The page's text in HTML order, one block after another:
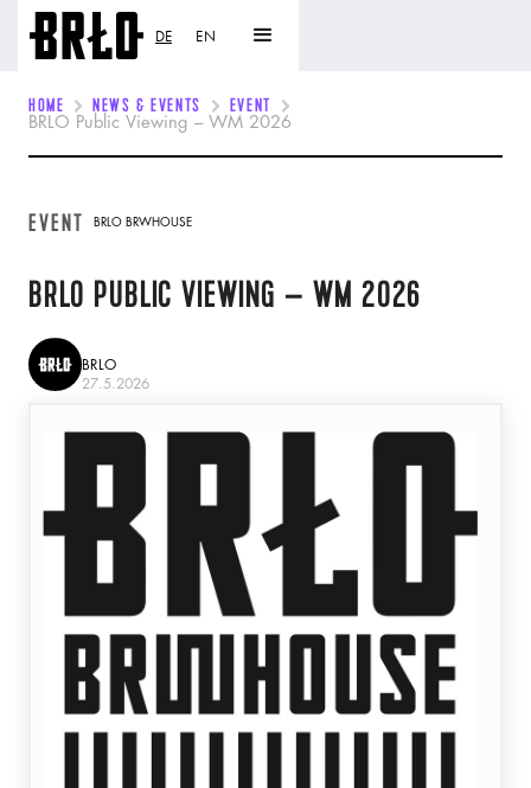
DE EN
HOME NEWS & EVENTS EVENT
BRLO Public Viewing – WM 2026
EVENT BRLO BRWHOUSE
BRLO PUBLIC VIEWING – WM 2026
BRLO
27.5.2026